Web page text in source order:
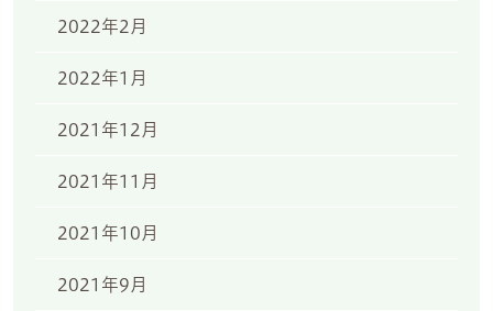
2022年2月
2022年1月
2021年12月
2021年11月
2021年10月
2021年9月